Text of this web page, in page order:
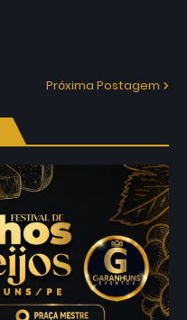
Próxima Postagem